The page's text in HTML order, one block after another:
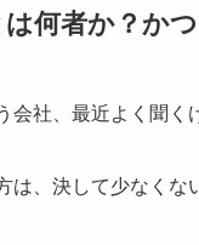
何者か？か
会社、最近よく聞
は、決して少なくな